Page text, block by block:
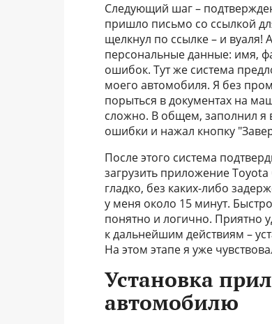
Следующий шаг –
пришло письмо со ссылкой
щелкнул по ссылке – и вуаля!
персональные данные: имя,
ошибок. Тут же система
моего автомобиля. Я без
порыться в документах на
сложно. В общем, заполнил
ошибки и нажал кнопку
После этого система
загрузить приложение
гладко, без каких-либо
у меня около 15 минут.
понятно и логично. Приятно
к дальнейшим действиям –
На этом этапе я уже
Установка
автомобилю